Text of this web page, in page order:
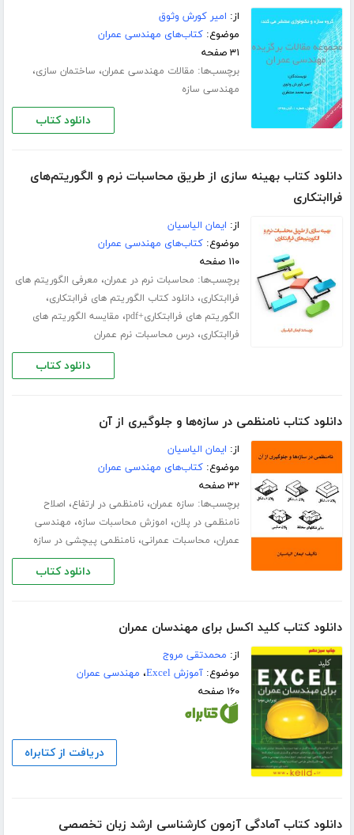
از: امیر کورش وثوق
موضوع:کتاب‌های مهندسی عمران
۳۱ صفحه
برچسب‌ها: مقالات مهندسی عمران، ساختمان سازی،
مهندسی سازه
دانلود کتاب
دانلود کتاب بهینه سازی از طریق محاسبات نرم و الگوریتم‌های
فراابتکاری
از: ایمان الیاسیان
موضوع:کتاب‌های مهندسی عمران
۱۱۰ صفحه
برچسب‌ها: محاسبات نرم در عمران، معرفی الگوریتم های
فراابتکاری،دانلود کتاب الگوریتم های فراابتکاری،
الگوریتم های فراابتکاری+pdf ، مقایسه الگوریتم های
فراابتکاری،درس محاسبات نرم عمران
دانلود کتاب
دانلود کتاب نامنظمی در سازه‌ها و جلوگیری از آن
از: ایمان الیاسیان
موضوع:کتاب‌های مهندسی عمران
۳۲ صفحه
برچسب‌ها: سازه عمران،نامنظمی در ارتفاع، اصلاح
نامنظمی در پلان، اموزش محاسبات سازه، مهندسی
عمران، محاسبات عمرانی،نامنظمی پیچشی در سازه
دانلود کتاب
دانلود کتاب کلید اکسل برای مهندسان عمران
از: محمدتقی مروج
موضوع:آموزش Excel ، مهندسی عمران
۱۶۰ صفحه
دریافت از کتابراه
دانلود کتاب آمادگی آزمون کارشناسی ارشد زبان تخصصی